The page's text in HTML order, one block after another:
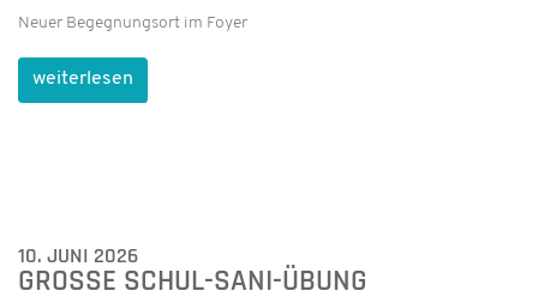
Neuer Begegnungsort im Foyer
weiterlesen
10. JUNI 2026
GROSSE SCHUL-SANI-ÜBUNG